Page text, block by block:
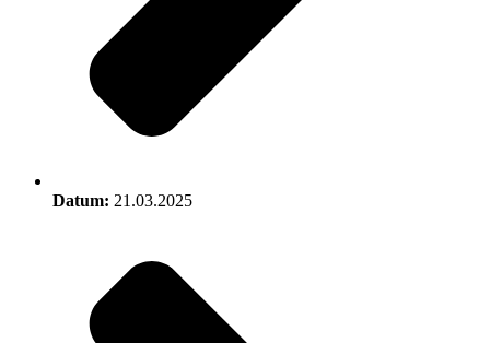
Datum: 21.03.2025